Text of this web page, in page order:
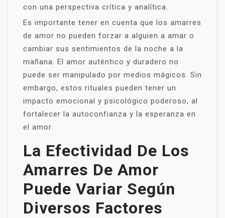
con una perspectiva crítica y analítica.
Es importante tener en cuenta que los amarres
de amor no pueden forzar a alguien a amar o
cambiar sus sentimientos de la noche a la
mañana. El amor auténtico y duradero no
puede ser manipulado por medios mágicos. Sin
embargo, estos rituales pueden tener un
impacto emocional y psicológico poderoso, al
fortalecer la autoconfianza y la esperanza en
el amor.
La Efectividad De Los
Amarres De Amor
Puede Variar Según
Diversos Factores